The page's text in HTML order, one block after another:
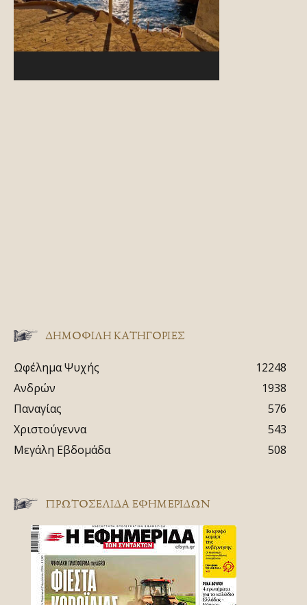
ΔΗΜΟΦΙΛΗ ΚΑΤΗΓΟΡΙΕΣ
Ωφέλημα Ψυχής
12248
Ανδρών
1938
Παναγίας
576
Χριστούγεννα
543
Μεγάλη Εβδομάδα
508
ΠΡΩΤΟΣΈΛΙΔΑ ΕΦΗΜΕΡΊΔΩΝ